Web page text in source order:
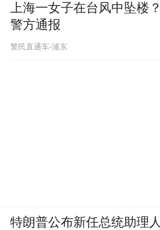
上海一女子在台风中坠楼？
警方通报
警民直通车-浦东
特朗普公布新任总统助理人